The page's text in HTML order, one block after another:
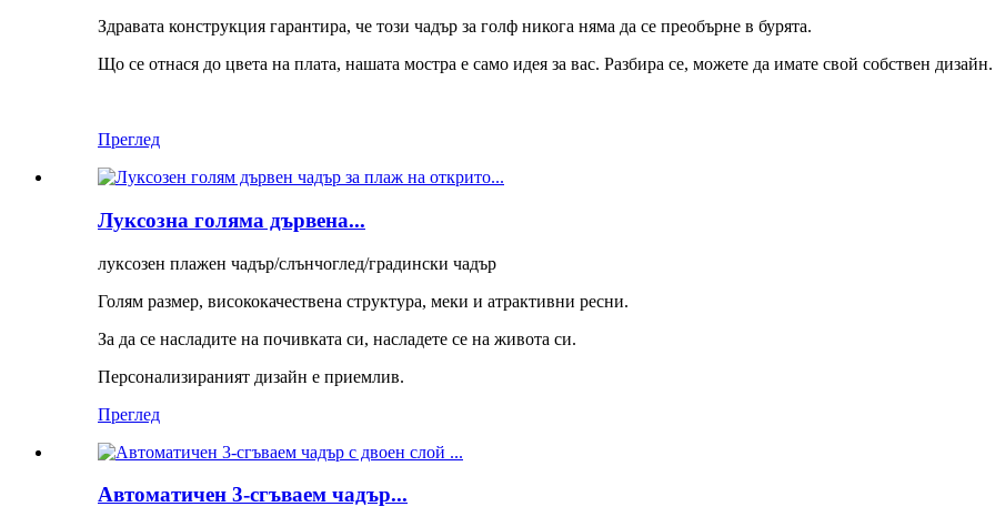
Здравата конструкция гарантира, че този чадър за голф никога няма да се преобърне в бурята.
Що се отнася до цвета на плата, нашата мостра е само идея за вас. Разбира се, можете да имате свой собствен дизайн.
Преглед
Луксозна голяма дървена...
луксозен плажен чадър/слънчоглед/градински чадър
Голям размер, висококачествена структура, меки и атрактивни ресни.
За да се насладите на почивката си, насладете се на живота си.
Персонализираният дизайн е приемлив.
Преглед
Автоматичен 3-сгъваем чадър...